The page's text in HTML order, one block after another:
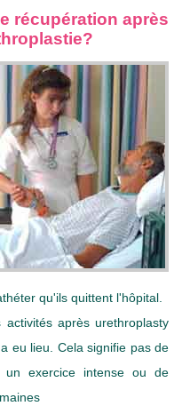
récupération après
qu'ils quittent l'hôpital.
après urethroplasty
eu lieu. Cela signifie pas de
un exercice intense ou de